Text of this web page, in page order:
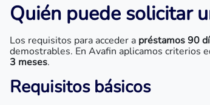
Quién puede solicitar
Los requisitos para acceder a préstamos 90
demostrables. En Avafin aplicamos criterios
3 meses.
Requisitos básicos